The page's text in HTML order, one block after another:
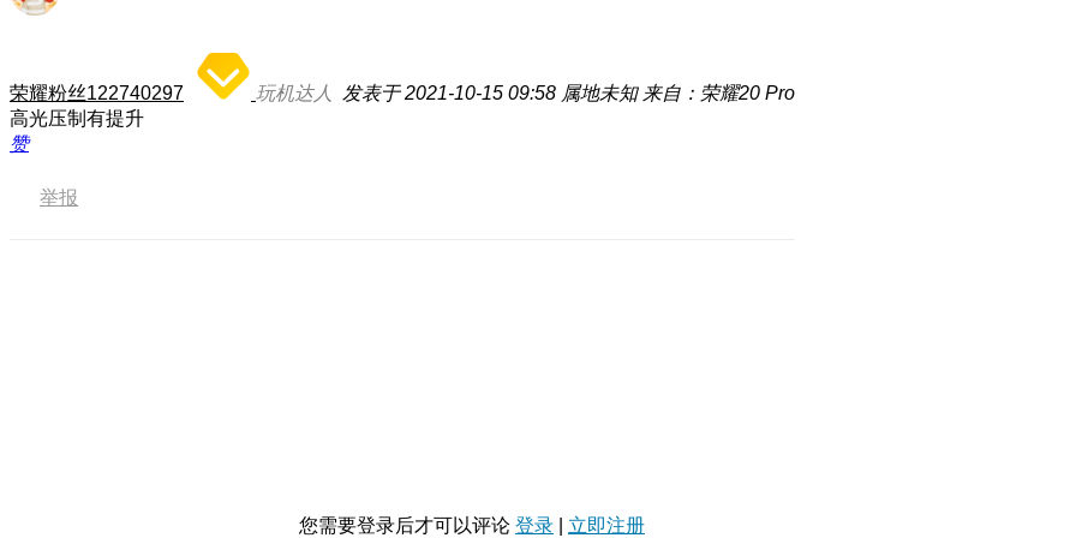
荣耀粉丝122740297 玩机达人 发表于 2021-10-15 09:58 属地未知 来自：荣耀20 Pro
高光压制有提升
赞
举报
您需要登录后才可以评论 登录 立即注册